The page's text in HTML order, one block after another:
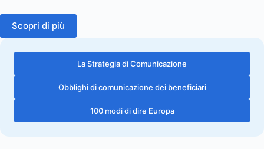
Scopri di più
La Strategia di Comunicazione
Obblighi di comunicazione dei beneficiari
100 modi di dire Europa